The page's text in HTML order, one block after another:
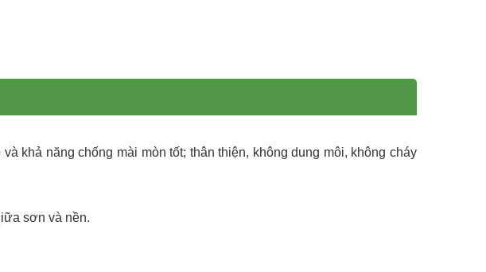
khả năng chống mài mòn tốt; thân thiện, không dung môi, không cháy
sơn và nền.